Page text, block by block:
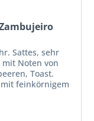
Sattes, sehr
Noten von
Toast.
feinkörnigem